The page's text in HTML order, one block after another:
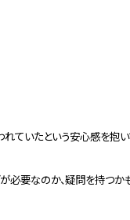
ていたという安心感を抱
必要なのか、疑問を持つか